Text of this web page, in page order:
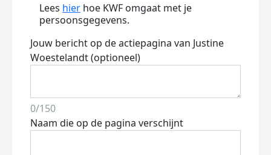
Lees hier hoe KWF omgaat met je
persoonsgegevens.
Jouw bericht op de actiepagina van Justine
Woestelandt (optioneel)
0/150
Naam die op de pagina verschijnt